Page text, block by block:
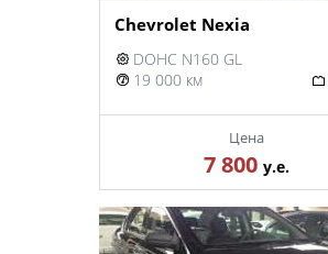
Chevrolet Nexia
DOHC N160 GL
19 000 км
Цена
7 800 у.е.